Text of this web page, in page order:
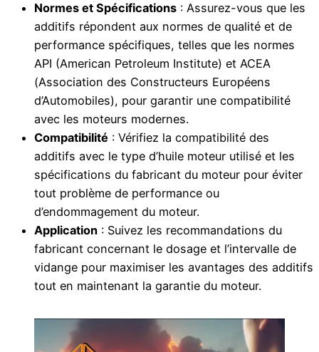
Normes et Spécifications : Assurez-vous que les
additifs répondent aux normes de qualité et de
performance spécifiques, telles que les normes
API (American Petroleum Institute) et ACEA
(Association des Constructeurs Européens
d’Automobiles), pour garantir une compatibilité
avec les moteurs modernes.
Compatibilité : Vérifiez la compatibilité des
additifs avec le type d’huile moteur utilisé et les
spécifications du fabricant du moteur pour éviter
tout problème de performance ou
d’endommagement du moteur.
Application : Suivez les recommandations du
fabricant concernant le dosage et l’intervalle de
vidange pour maximiser les avantages des additifs
tout en maintenant la garantie du moteur.